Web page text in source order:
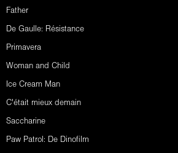
Father
De Gaulle: Résistance
Primavera
Woman and Child
Ice Cream Man
C'était mieux demain
Saccharine
Paw Patrol: De Dinofilm